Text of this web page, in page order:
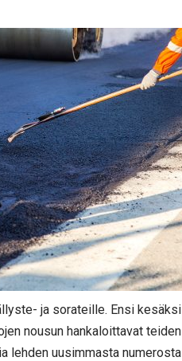
ja sorateille. Ensi
nousun hankaloittavat
lehden uusimmasta